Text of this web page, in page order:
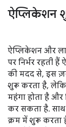
ऐप्लिकेशन
ऐप्लिकेशन और
पर निर्भर रहती
की मदद से, इस
शुरू करता है,
महंगा होता है और
कर सकता है. साथ
क्रम में शुरू करता